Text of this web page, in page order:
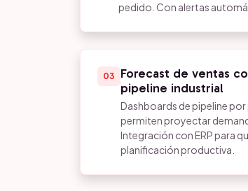
pedido. Con alertas
03
Forecast de ventas
pipeline industrial
Dashboards de pipeline
permiten proyectar
Integración con ERP para
planificación productiva.